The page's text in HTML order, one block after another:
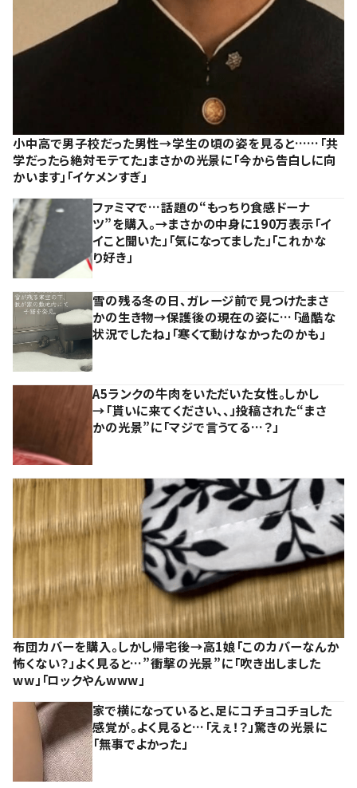
小中高で男子校だった男性→学生の頃の姿を見ると……「共
学だったら絶対モテてた」まさかの光景に「今から告白しに向
かいます」「イケメンすぎ」
ファミマで…話題の“もっちり食感ドーナ
ツ”を購入。→まさかの中身に190万表示「イ
イこと聞いた」「気になってました」「これかな
り好き」
雪の残る冬の日、ガレージ前で見つけたまさ
かの生き物→保護後の現在の姿に…「過酷な
状況でしたね」「寒くて動けなかったのかも」
A5ランクの牛肉をいただいた女性。しかし
→「貰いに来てください、、」投稿された“まさ
かの光景”に「マジで言うてる…？」
布団カバーを購入。しかし帰宅後→高1娘「このカバーなんか
怖くない？」よく見ると…”衝撃の光景”に「吹き出しました
ww」「ロックやんwww」
家で横になっていると、足にコチョコチョした
感覚が。よく見ると…「えぇ！？」驚きの光景に
「無事でよかった」